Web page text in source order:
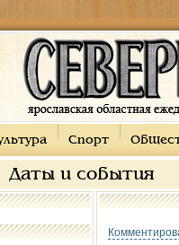
Спорт
Даты и события